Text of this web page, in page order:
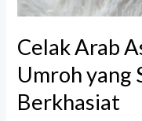
Celak Arab
Umroh yang
Berkhasiat